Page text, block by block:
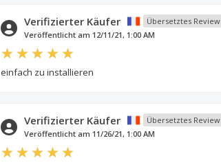
Verifizierter Käufer
Übersetztes Review
Veröffentlicht am 12/11/21, 1:00 AM
einfach zu installieren
Verifizierter Käufer
Übersetztes Review
Veröffentlicht am 11/26/21, 1:00 AM